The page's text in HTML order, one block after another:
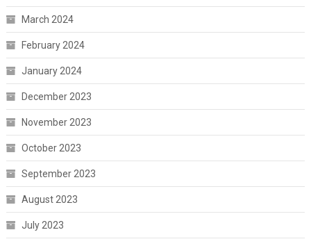
March 2024
February 2024
January 2024
December 2023
November 2023
October 2023
September 2023
August 2023
July 2023